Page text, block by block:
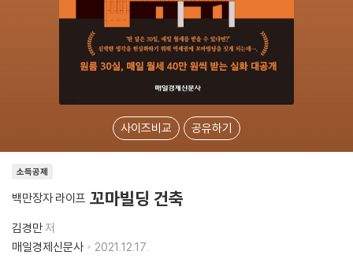
사이즈비교 공유하기
소득공제
백만장자 라이프 꼬마빌딩 건축
김경만저
매일경제신문사
2021.12.17.